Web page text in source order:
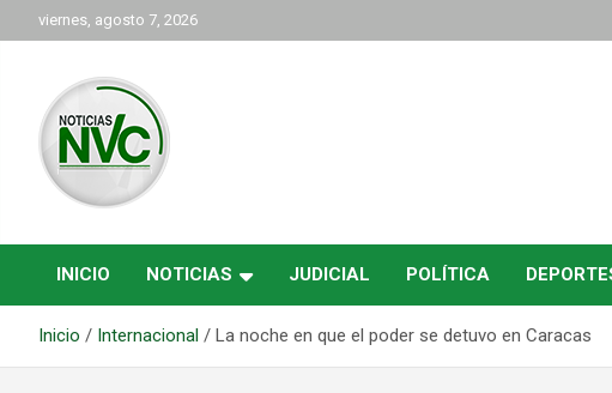
al
viernes, agosto 7, 2026
NVC Noticias
INICIO NOTICIAS JUDICIAL POLÍTICA
Inicio Internacional La noche en que el poder se detuvo en Caracas